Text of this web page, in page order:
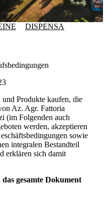
DISPENSA
Produkte kaufen, die
Az. Agr. Fattoria
(im Folgenden auch
werden, akzeptieren
sowie
integralen Bestandteil
erklären sich damit
gesamte Dokument